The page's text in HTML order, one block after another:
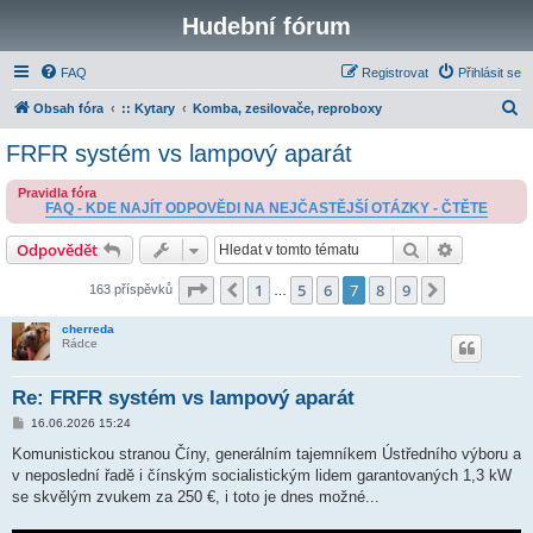
Hudební fórum
FAQ Přihlásit se
Registrovat
Obsah fóra :: Kytary Komba, zesilovače, reproboxy
a
FRFR systém vs lampový aparát
Pravidla fóra
FAQ - KDE NAJÍT ODPOVĚDI NA NEJČASTĚJŠÍ OTÁZKY - ČTĚTE
Odpovědět Hledat
163 příspěvků Stránka 7z 9
Předchozí
1 5 6 7 8 9
cherreda
Rádce
Re: FRFR systém vs lampový aparát
P
í
p
ě
16.06.2026 15:24
Komunistickou stranou Číny, generálním tajemníkem Ústředního výboru a
v neposlední řadě i čínským socialistickým lidem garantovaných 1,3 kW
se skvělým zvukem za 250 €, i toto je dnes možné...